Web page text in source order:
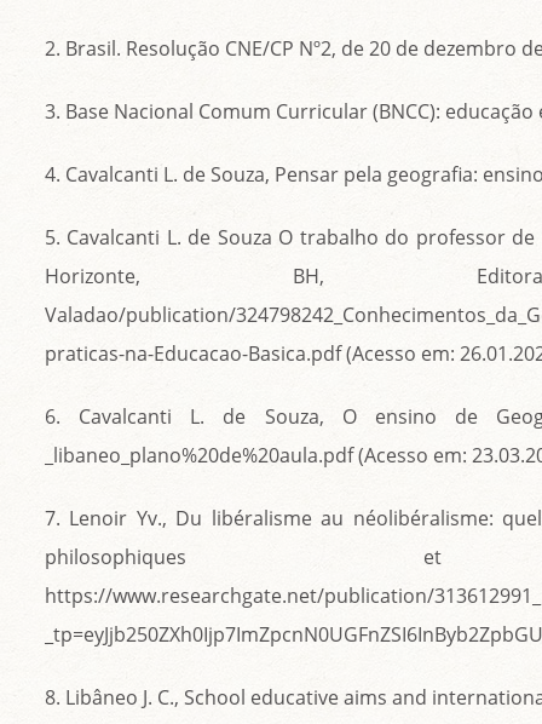
2. Brasil. Resolução CNE/CP Nº2, de 20 de dezembro
3. Base Nacional Comum Curricular (BNCC):
4. Cavalcanti L. de Souza, Pensar pela geografia:
5. Cavalcanti L. de Souza O trabalho do professor
Horizonte, BH, Editora
Valadao/publication/
praticas-na-Educacao-Basica.pdf (Acesso em:
6. Cavalcanti L. de Souza, O ensino de
_libaneo_plano%20de%20aula.pdf (Acesso em:
7. Lenoir Yv., Du libéralisme au néolibéralisme:
philosophiques et
https://www.researchgate.net/publication/
8. Libâneo J. C., School educative aims and